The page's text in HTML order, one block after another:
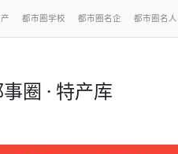
都市圈学校 都市圈名企 都市圈名人
圈 · 特产库